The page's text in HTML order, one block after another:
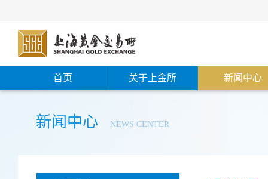
首页 关于上金所 新闻中心
新闻中心 NEWS CENTER